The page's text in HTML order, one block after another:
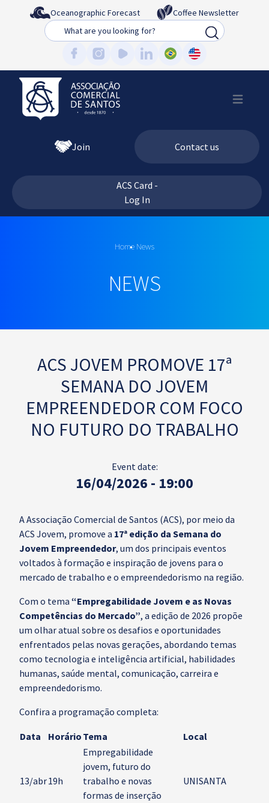
Oceanographic Forecast
Coffee Newsletter
Busca
Join Contact us
ACS Card -
Log In
Home News
NEWS
ACS JOVEM PROMOVE 17ª
SEMANA DO JOVEM
EMPREENDEDOR COM FOCO
NO FUTURO DO TRABALHO
Event date:
16/04/2026 - 19:00
A Associação Comercial de Santos (ACS), por meio da
ACS Jovem, promove a 17ª edição da Semana do
Jovem Empreendedor, um dos principais eventos
voltados à formação e inspiração de jovens para o
mercado de trabalho e o empreendedorismo na região.
Com o tema “Empregabilidade Jovem e as Novas
Competências do Mercado”, a edição de 2026 propõe
um olhar atual sobre os desafios e oportunidades
enfrentados pelas novas gerações, abordando temas
como tecnologia e inteligência artificial, habilidades
humanas, saúde mental, comunicação, carreira e
empreendedorismo.
Confira a programação completa:
Data Horário Tema Local
13/abr19h
Empregabilidade
jovem, futuro do
trabalho e novas
formas de inserção
UNISANTA